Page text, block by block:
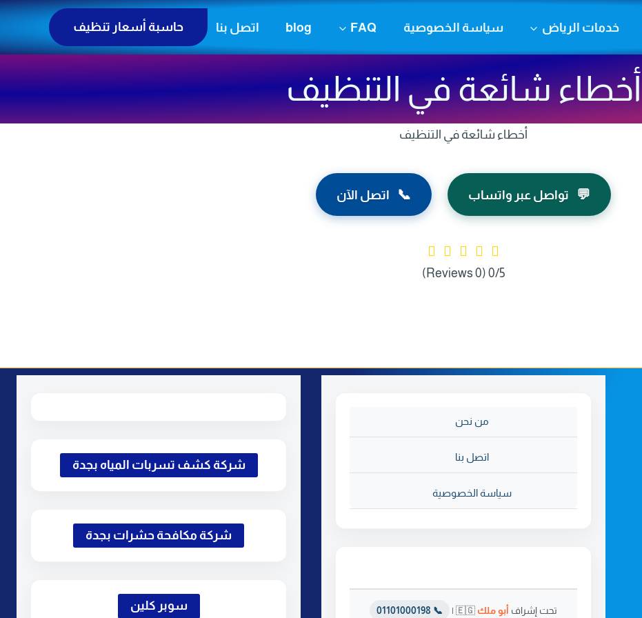
خدمات الرياض سياسة الخصوصية FAQ
blog اتصل بنا حاسبة أسعار تنظيف
أخطاء شائعة في التنظيف
أخطاء شائعة في التنظيف
💬 تواصل عبر واتساب 📞 اتصل الآن
0/5
(0 Reviews)
من نحن
اتصل بنا
سياسة الخصوصية
تحت إشراف أبو ملك 📞 01101000198
شركة كشف تسربات المياه بجدة
شركة مكافحة حشرات بجدة
سوبر كلين